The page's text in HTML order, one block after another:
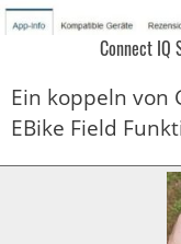
Connect IQ
Ein koppeln von
EBike Field